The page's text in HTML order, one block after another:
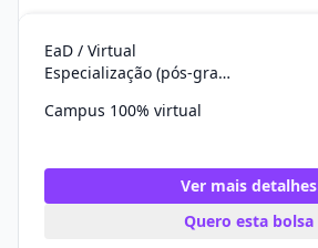
EaD / Virtual
Especialização (pós-graduação)
Campus 100% virtual
Ver mais detalhes
Quero esta bolsa